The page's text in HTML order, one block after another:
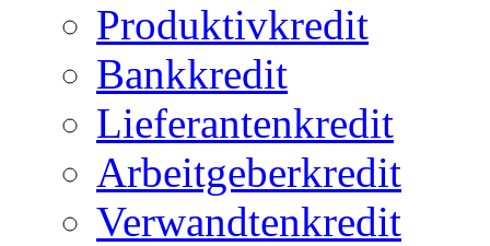
Produktivkredit
Bankkredit
Lieferantenkredit
Arbeitgeberkredit
Verwandtenkredit